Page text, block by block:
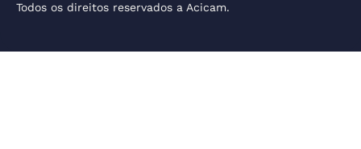
Todos os direitos reservados a Acicam.